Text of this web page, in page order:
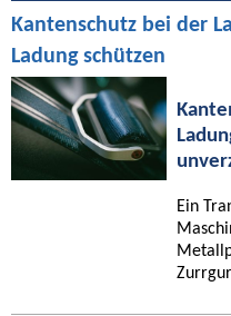
Kantenschutz bei der
Ladung schützen
Ein